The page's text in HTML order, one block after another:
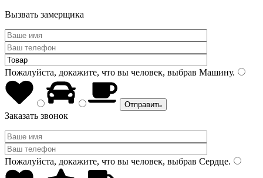
Вызвать замерщика
Пожалуйста, докажите, что вы человек, выбрав Машину.
Заказать звонок
Пожалуйста, докажите, что вы человек, выбрав Сердце.